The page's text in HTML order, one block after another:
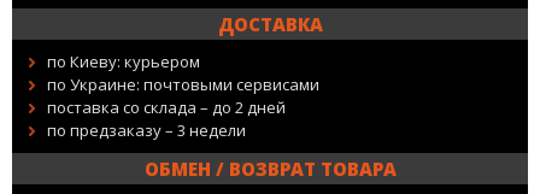
ДОСТАВКА
по Киеву: курьером
по Украине: почтовыми сервисами
поставка со склада – до 2 дней
по предзаказу – 3 недели
ОБМЕН / ВОЗВРАТ ТОВАРА